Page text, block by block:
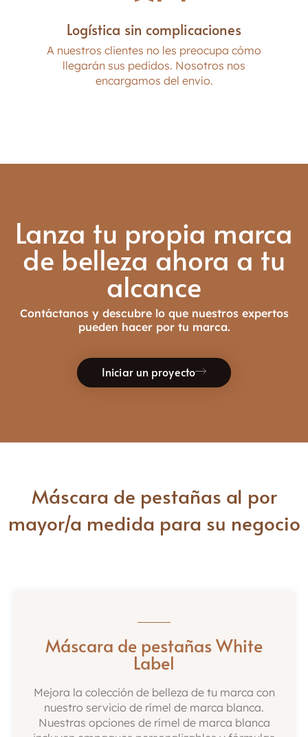
Logística sin complicaciones
A nuestros clientes no les preocupa cómo
llegarán sus pedidos. Nosotros nos
encargamos del envío.
Lanza tu propia marca
de belleza ahora a tu
alcance
Contáctanos y descubre lo que nuestros expertos
pueden hacer por tu marca.
Iniciar un proyecto
Máscara de pestañas al por
mayor/a medida para su negocio
Máscara de pestañas White
Label
Mejora la colección de belleza de tu marca con
nuestro servicio de rímel de marca blanca.
Nuestras opciones de rímel de marca blanca